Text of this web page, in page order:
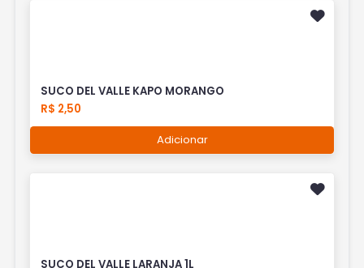
SUCO DEL VALLE KAPO MORANGO
R$ 2,50
Adicionar
SUCO DEL VALLE LARANJA 1L